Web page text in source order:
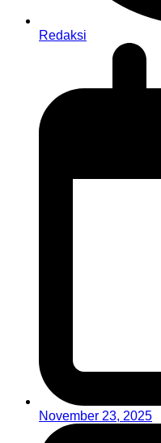
Redaksi
November 23, 2025